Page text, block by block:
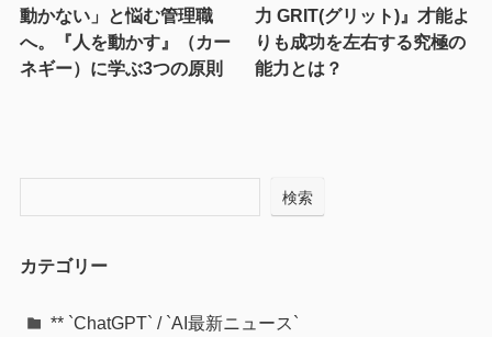
動かない」と悩む管理職
へ。『人を動かす』（カー
ネギー）に学ぶ3つの原則
力 GRIT(グリット)』才能よ
りも成功を左右する究極の
能力とは？
検索
カテゴリー
** `ChatGPT` / `AI最新ニュース`